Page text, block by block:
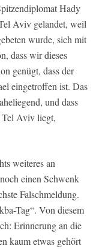
Hady
Aviv gelandet, weil
wurde, sich mit
dass wir dieses
genügt, dass der
eingetroffen ist. Das
und dass
Aviv liegt,
weiteres an
einen Schwenk
Falschmeldung.
Tag“. Von diesem
Erinnerung an die
kaum etwas gehört